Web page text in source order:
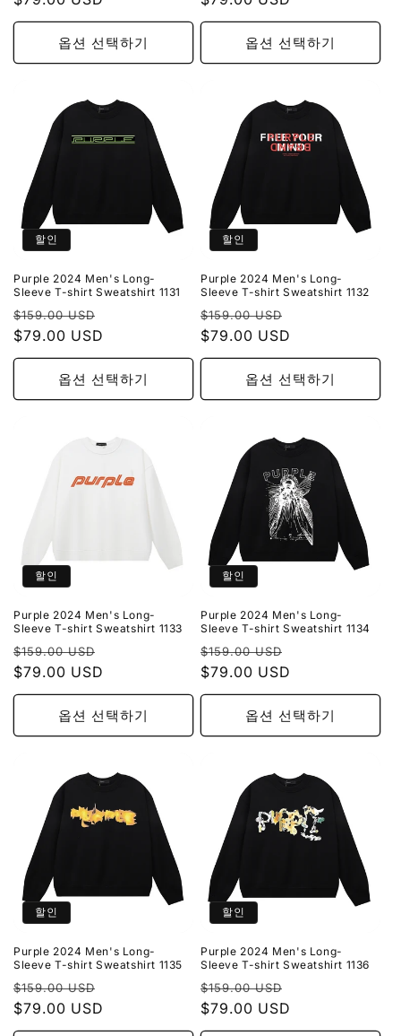
가
옵션 선택하기
가
옵션 선택하기
할인
Purple 2024 Men's Long-
Sleeve T-shirt Sweatshirt 1131
정
가
$159.00 USD
가
$79.00 USD
옵션 선택하기
할인
Purple 2024 Men's Long-
Sleeve T-shirt Sweatshirt 1132
정
가
$159.00 USD
가
$79.00 USD
옵션 선택하기
할인
Purple 2024 Men's Long-
Sleeve T-shirt Sweatshirt 1133
정
가
$159.00 USD
가
$79.00 USD
옵션 선택하기
할인
Purple 2024 Men's Long-
Sleeve T-shirt Sweatshirt 1134
정
가
$159.00 USD
가
$79.00 USD
옵션 선택하기
할인
Purple 2024 Men's Long-
Sleeve T-shirt Sweatshirt 1135
정
가
$159.00 USD
가
$79.00 USD
할인
Purple 2024 Men's Long-
Sleeve T-shirt Sweatshirt 1136
정
가
$159.00 USD
가
$79.00 USD